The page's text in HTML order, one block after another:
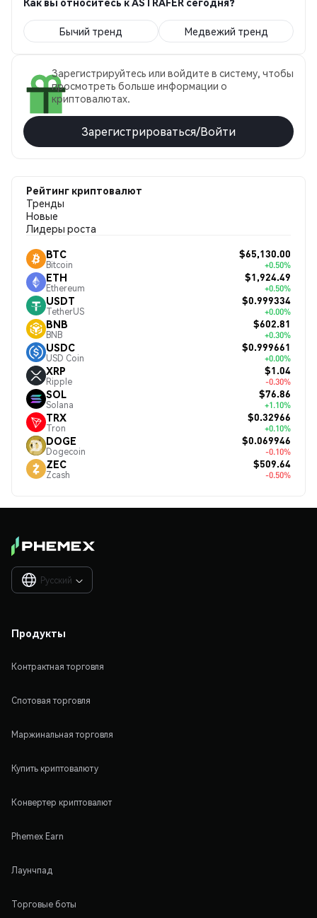
Бычий тренд Медвежий тренд
Зарегистрируйтесь или войдите в систему, чтобы
просмотреть больше информации о
криптовалютах.
Зарегистрироваться/Войти
Рейтинг криптовалют
Тренды
Новые
Лидеры роста
BTC
Bitcoin
$65,130.00
+0.50%
ETH
Ethereum
$1,924.49
+0.50%
USDT
TetherUS
$0.999334
+0.00%
BNB
BNB
$602.81
+0.30%
USDC
USD Coin
$0.999661
+0.00%
XRP
Ripple
$1.04
-0.30%
SOL
Solana
$76.86
+1.10%
TRX
Tron
$0.32966
+0.10%
DOGE
Dogecoin
$0.069946
-0.10%
ZEC
Zcash
$509.64
-0.50%
Русский 
Продукты
Контрактная торговля
Спотовая торговля
Маржинальная торговля
Купить криптовалюту
Конвертер криптовалют
Phemex Earn
Лаунчпад
Торговые боты